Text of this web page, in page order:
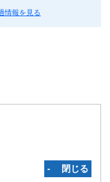
情報を見る
‐ 閉じる